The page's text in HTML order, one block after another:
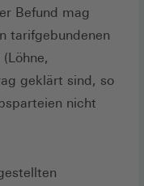
Befund mag
tarifgebundenen
geklärt sind, so
nicht